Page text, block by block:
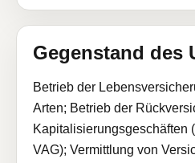
Gegenstand des
Betrieb der
Arten; Betrieb der
Kapitalisierungsgeschäften
VAG); Vermittlung von